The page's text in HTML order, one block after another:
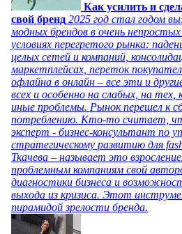
Как усилить и
свой бренд 2025 год стал годом
модных брендов в очень
условиях перегретого рынка:
целых сетей и компаний,
маркетплейсах, переток
офлайна в онлайн – все эти и
всех и особенно на слабых, на
иные проблемы. Рынок перешел к
потреблению. Кто-то считает,
эксперт - бизнес-консультант по
стратегическому развитию для
Ткачева – называет это
проблемным компаниям свой
диагностики бизнеса и
выхода из кризиса. Этот
пирамидой зрелости бренда.